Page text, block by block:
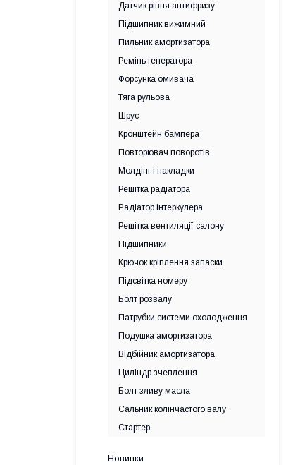
Датчик рівня антифризу
Підшипник вижимний
Пильник амортизатора
Ремінь генератора
Форсунка омивача
Тяга рульова
Шрус
Кронштейн бампера
Повторювач поворотів
Молдінг і накладки
Решітка радіатора
Радіатор інтеркулера
Решітка вентиляції салону
Підшипники
Крючок кріплення запаски
Підсвітка номеру
Болт розвалу
Патрубки системи охолодження
Подушка амортизатора
Відбійник амортизатора
Циліндр зчеплення
Болт зливу масла
Сальник колінчастого валу
Стартер
Новинки